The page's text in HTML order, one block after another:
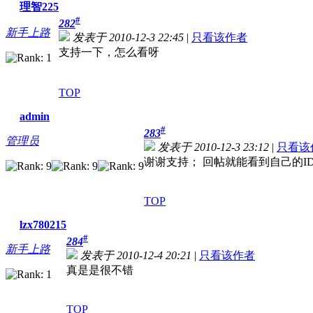
理智225
新手上路
282#
发表于 2010-12-3 22:45 | 只看该作者
支持一下，怎么看呀
TOP
admin
管理员
283#
发表于 2010-12-3 23:12 | 只看该
谢谢支持； 回帖就能看到自己的
TOP
lzx780215
新手上路
284#
发表于 2010-12-4 20:21 | 只看该作者
真是是很不错
TOP